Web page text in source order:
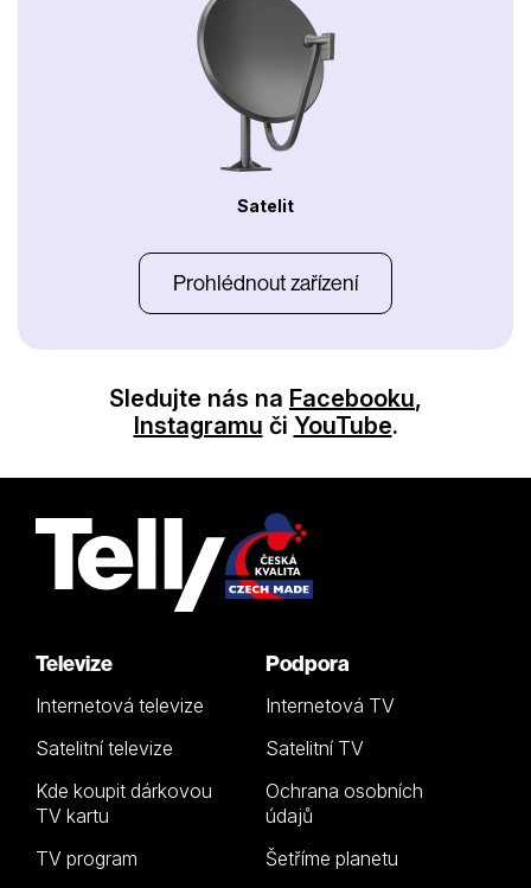
Satelit
Prohlédnout zařízení
Sledujte nás na Facebooku,
Instagramu či YouTube.
Televize
Internetová televize
Satelitní televize
Kde koupit dárkovou
TV kartu
TV program
Podpora
Internetová TV
Satelitní TV
Ochrana osobních
údajů
Šetříme planetu